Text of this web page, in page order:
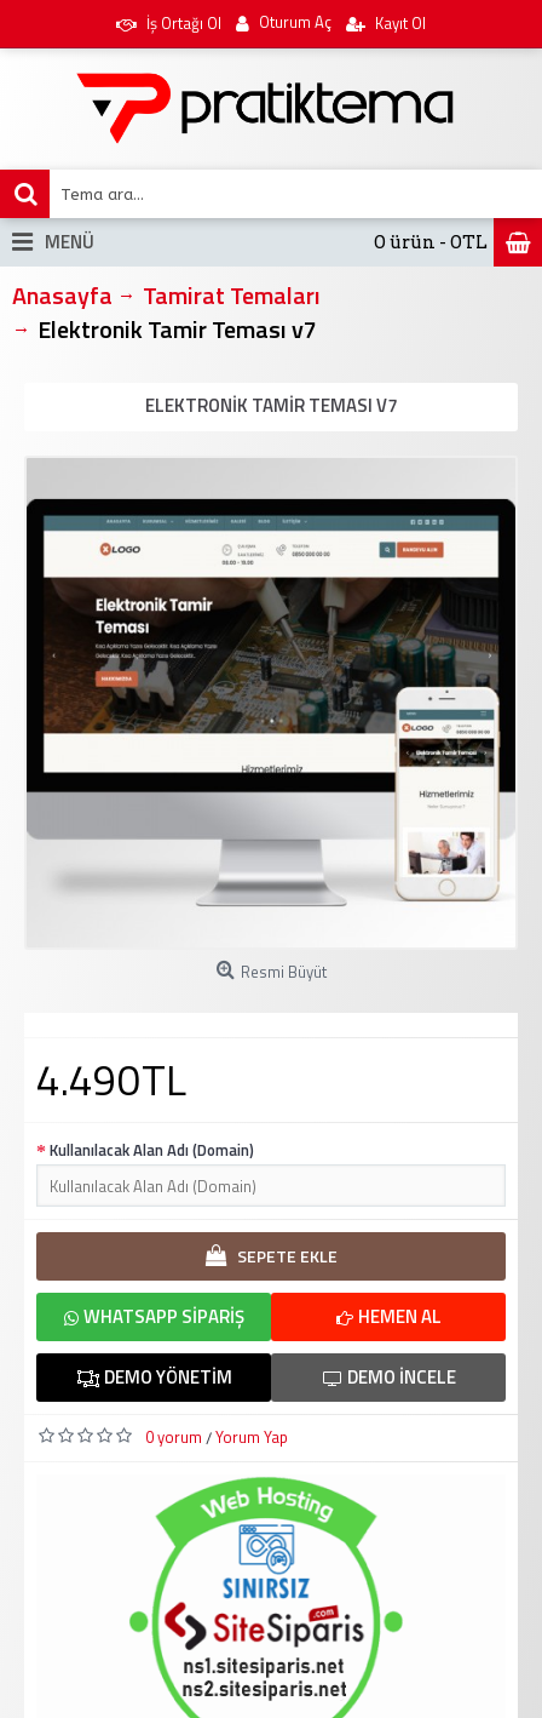
İş Ortağı Ol Oturum Aç Kayıt Ol
0 ürün - 0TL
MENÜ
Anasayfa
Tamirat Temaları
Elektronik Tamir Teması v7
ELEKTRONIK TAMIR TEMASI V7
Resmi Büyüt
4.490TL
Kullanılacak Alan Adı (Domain)
SEPETE EKLE
HEMEN AL
WHATSAPP SIPARIŞ
DEMO İNCELE
DEMO YÖNETIM
0 yorum /Yorum Yap